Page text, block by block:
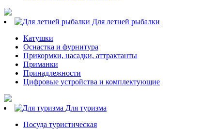
Для летней рыбалки
Катушки
Оснастка и фурнитура
Прикормки, насадки, аттрактанты
Приманки
Принадлежности
Цифровые устройства и комплектующие
Для туризма
Посуда туристическая